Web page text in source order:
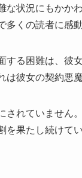
な状況にもかか
くの読者に感
する困難は、彼
彼女の契約悪
されていません
果たし続けてい